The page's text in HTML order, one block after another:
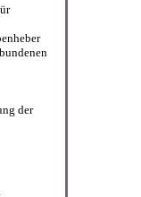
der